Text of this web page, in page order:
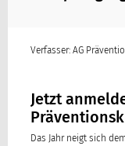
Verfasser: AG
Jetzt
Das Jahr neigt sich